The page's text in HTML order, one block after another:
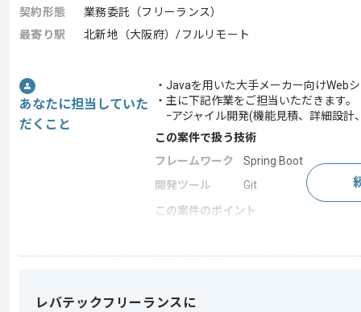
契約形態
業務委託（フリーランス）
最寄り駅
北新地（大阪府）/フルリモート
あなたに担当していた
だくこと
・Javaを用いた大手メーカー向けWeb
・主に下記作業をご担当いただきます。
ｰアジャイル開発(機能見積、詳細設計
この案件で扱う技術
フレームワーク
Spring Boot
開発ツール
Git
この案件のポイント
特徴
参画実績あり
レバテックフリーランスに